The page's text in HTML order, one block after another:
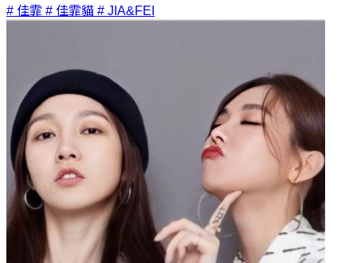
# 佳霏 # 佳霏貓 # JIA&FEI